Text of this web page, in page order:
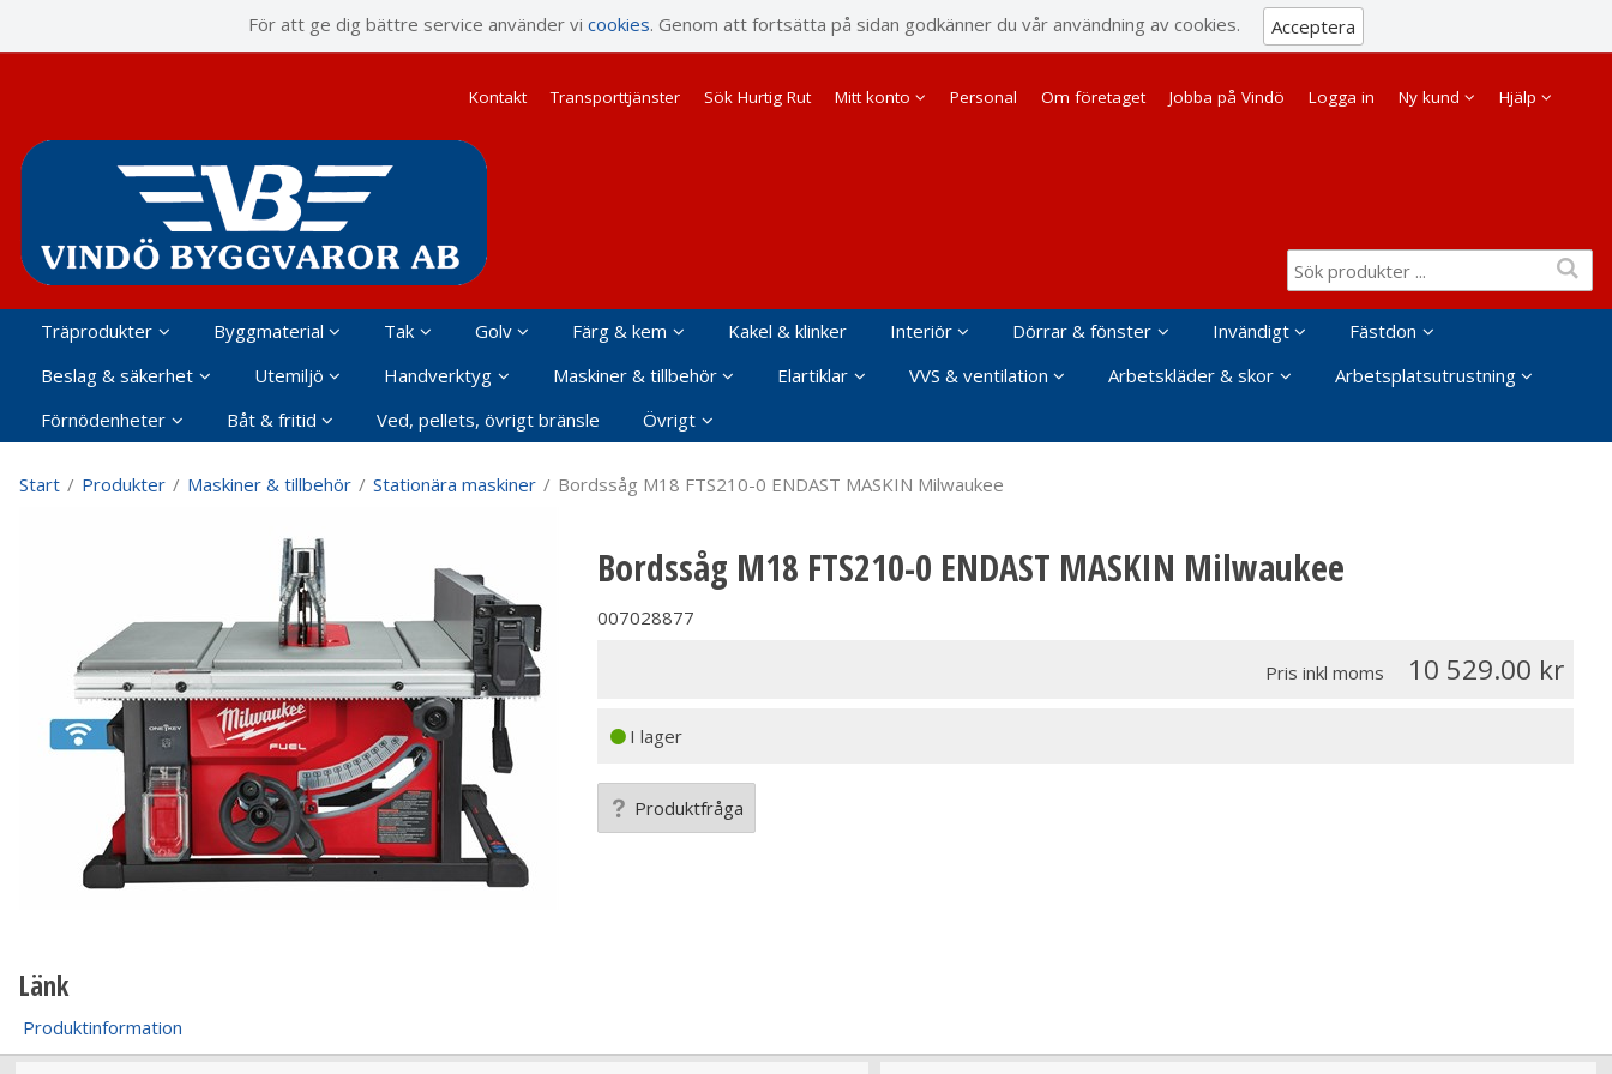
För att ge dig bättre service använder vi cookies. Genom att fortsätta på sidan godkänner du vår användning av cookies. Acceptera
Kontakt Transporttjänster Sök Hurtig Rut Mitt konto Personal Om företaget Jobba på Vindö Logga in Ny kund
Företag
Privat
Hjälp
Träprodukter Byggmaterial Tak Golv Färg & kem Kakel & klinker Interiör Dörrar & fönster Invändigt
Fästdon
Beslag & säkerhet
Utemiljö Handverktyg Maskiner & tillbehör Elartiklar VVS & ventilation Arbetskläder & skor
Arbetsplatsutrustning
Förnödenheter
Båt & fritid Ved, pellets, övrigt bränsle Övrigt
Start / Produkter / Maskiner & tillbehör / Stationära maskiner / Bordssåg M18 FTS210-0 ENDAST MASKIN Milwaukee
Bordssåg M18 FTS210-0 ENDAST MASKIN Milwaukee
007028877
Pris inkl moms 10 529.00
I lager
Produktfråga
Länk
Produktinformation